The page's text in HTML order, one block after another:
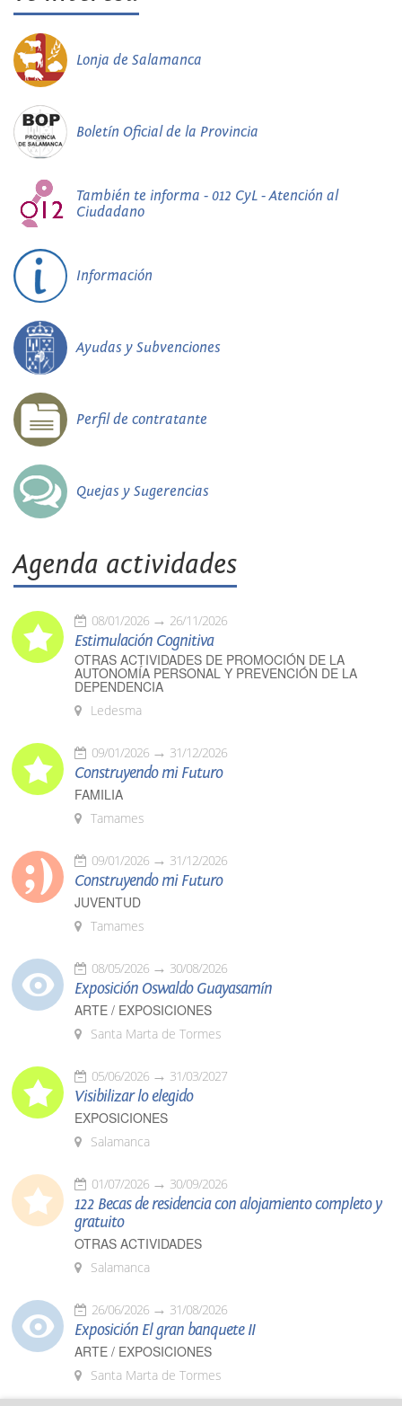
Lonja de Salamanca
Boletín Oficial de la Provincia
También te informa - 012 CyL - Atención al
Ciudadano
Información
Ayudas y Subvenciones
Perfil de contratante
Quejas y Sugerencias
Agenda actividades
08/01/2026 26/11/2026
Estimulación Cognitiva
OTRAS ACTIVIDADES DE PROMOCIÓN DE LA
AUTONOMÍA PERSONAL Y PREVENCIÓN DE LA
DEPENDENCIA
Ledesma
09/01/2026 31/12/2026
Construyendo mi Futuro
FAMILIA
Tamames
09/01/2026 31/12/2026
Construyendo mi Futuro
JUVENTUD
Tamames
08/05/2026 30/08/2026
Exposición Oswaldo Guayasamín
ARTE / EXPOSICIONES
Santa Marta de Tormes
05/06/2026 31/03/2027
Visibilizar lo elegido
EXPOSICIONES
Salamanca
01/07/2026 30/09/2026
122 Becas de residencia con alojamiento completo y
gratuito
OTRAS ACTIVIDADES
Salamanca
26/06/2026 31/08/2026
Exposición El gran banquete II
ARTE / EXPOSICIONES
Santa Marta de Tormes